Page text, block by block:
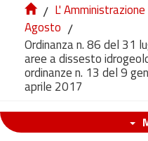
/ L' Amministrazione
Agosto /
Ordinanza n. 86 del 31
aree a dissesto
ordinanze n. 13 del 9
aprile 2017